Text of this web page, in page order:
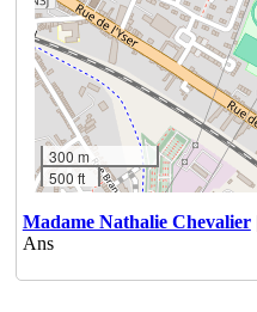
300 m
500 ft
Madame Nathalie Chevalier
Ans